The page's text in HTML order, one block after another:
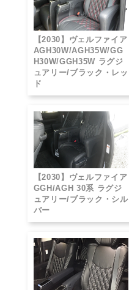
【2030】ヴェルファイア
AGH30W/AGH35W/GG
H30W/GGH35W ラグジ
ュアリー/ブラック・レッ
ド
【2030】ヴェルファイア
GGH/AGH 30系 ラグジ
ュアリー/ブラック・シル
バー